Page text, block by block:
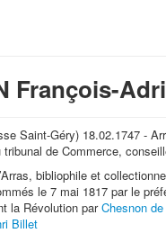
François-
Saint-Géry) 18.02.1747 -
tribunal de Commerce,
bibliophile et
le 7 mai 1817 par le
la Révolution parChesnon
Billet